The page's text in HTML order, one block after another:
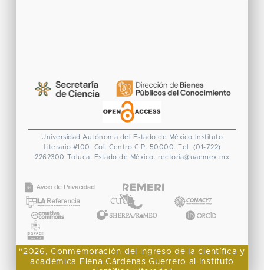
Universidad Autónoma del Estado de México
Instituto
Literario #100. Col. Centro C.P. 50000. Tel. (01-722)
2262300 Toluca, Estado de México. rectoria@uaemex.mx
"2026, Conmemoración del ingreso de la científica y
académica Elena Cárdenas Guerrero al Instituto